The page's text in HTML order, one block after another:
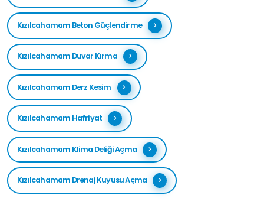
Kızılcahamam Beton Güçlendirme
Kızılcahamam Duvar Kırma
Kızılcahamam Derz Kesim
Kızılcahamam Hafriyat
Kızılcahamam Klima Deliği Açma
Kızılcahamam Drenaj Kuyusu Açma